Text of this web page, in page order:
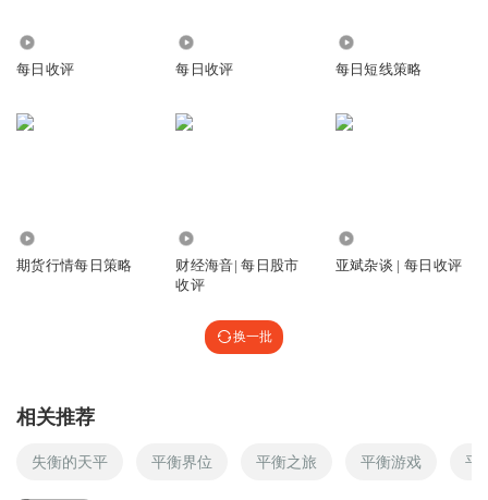
能否简洁一点？太啰嗦啦
回复
bfozms3kdttjj2rr316s
声音难听
赵红岩521
每日收评 每日收评 每日短线策略
期货行情每日策略
财经海音| 每日股市
收评
亚斌杂谈 | 每日收评
换一批
相关推荐
失衡的天平 平衡界位 平衡之旅 平衡游戏 平